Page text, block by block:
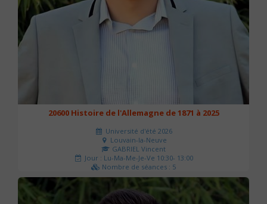
20600 Histoire de l'Allemagne de 1871 à 2025
Université d'été 2026
Louvain-la-Neuve
GABRIEL Vincent
Jour : Lu-Ma-Me-Je-Ve 10:30- 13:00
Nombre de séances : 5
120 €